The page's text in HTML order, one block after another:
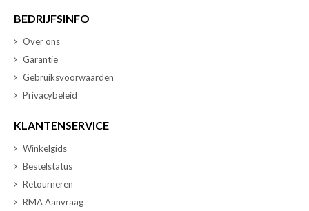
BEDRIJFSINFO
Over ons
Garantie
Gebruiksvoorwaarden
Privacybeleid
KLANTENSERVICE
Winkelgids
Bestelstatus
Retourneren
RMA Aanvraag